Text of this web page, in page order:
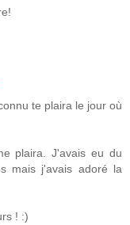
te plaira le jour où
plaira. J'avais eu du
mais j'avais adoré la
! :)